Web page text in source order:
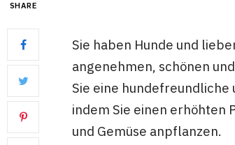
SHARE
Sie haben Hunde und
angenehmen, schönen
Sie eine
indem Sie einen erhöhten
und Gemüse anpflanzen.